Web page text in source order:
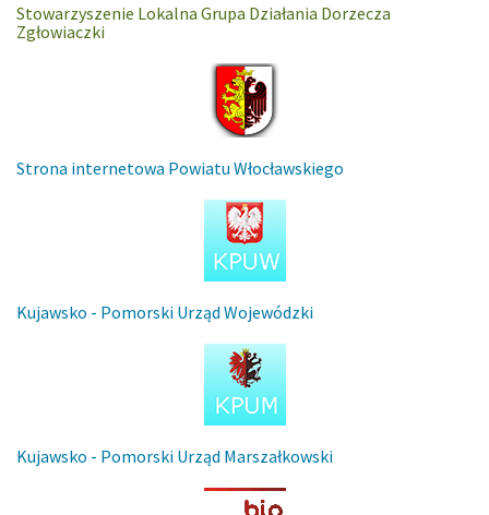
Stowarzyszenie Lokalna Grupa Działania Dorzecza
Zgłowiaczki
Strona internetowa Powiatu Włocławskiego
Kujawsko - Pomorski Urząd Wojewódzki
Kujawsko - Pomorski Urząd Marszałkowski